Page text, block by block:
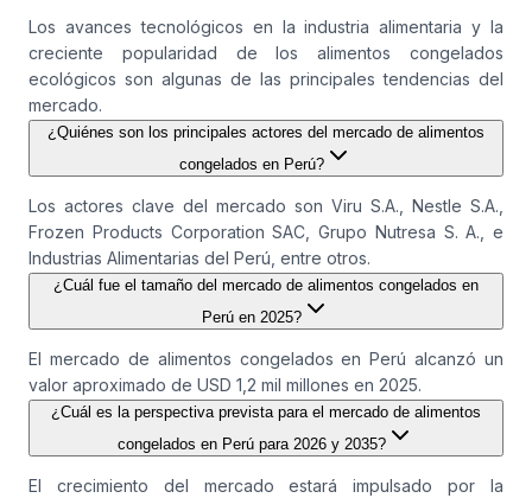
Los avances tecnológicos en la industria alimentaria y la
creciente popularidad de los alimentos congelados
ecológicos son algunas de las principales tendencias del
mercado.
¿Quiénes son los principales actores del mercado de alimentos
congelados en Perú?
Los actores clave del mercado son Viru S.A., Nestle S.A.,
Frozen Products Corporation SAC, Grupo Nutresa S. A., e
Industrias Alimentarias del Perú, entre otros.
¿Cuál fue el tamaño del mercado de alimentos congelados en
Perú en 2025?
El mercado de alimentos congelados en Perú alcanzó un
valor aproximado de USD 1,2 mil millones en 2025.
¿Cuál es la perspectiva prevista para el mercado de alimentos
congelados en Perú para 2026 y 2035?
El crecimiento del mercado estará impulsado por la